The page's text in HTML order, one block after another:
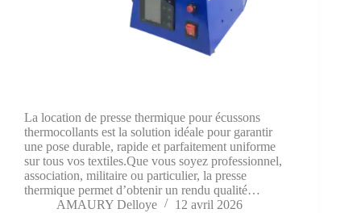
La location de presse thermique pour écussons
thermocollants est la solution idéale pour garantir
une pose durable, rapide et parfaitement uniforme
sur tous vos textiles.Que vous soyez professionnel,
association, militaire ou particulier, la presse
thermique permet d’obtenir un rendu qualité…
AMAURY Delloye
12 avril 2026